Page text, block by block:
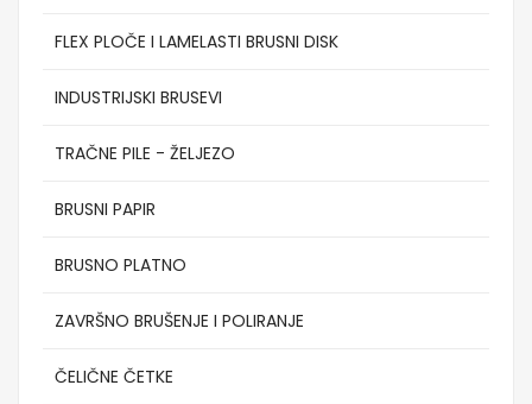
FLEX PLOČE I LAMELASTI BRUSNI DISK
INDUSTRIJSKI BRUSEVI
TRAČNE PILE - ŽELJEZO
BRUSNI PAPIR
BRUSNO PLATNO
ZAVRŠNO BRUŠENJE I POLIRANJE
ČELIČNE ČETKE